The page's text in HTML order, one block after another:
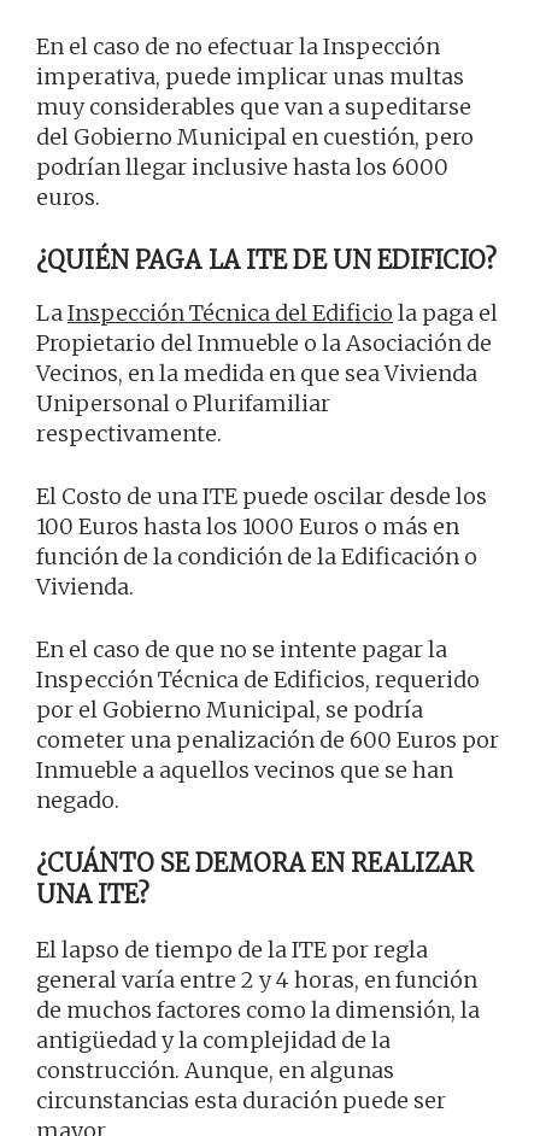
En el caso de no efectuar la Inspección
imperativa, puede implicar unas multas
muy considerables que van a supeditarse
del Gobierno Municipal en cuestión, pero
podrían llegar inclusive hasta los 6000
euros.
¿QUIÉN PAGA LA ITE DE UN EDIFICIO?
LaInspección Técnica del Edificio la paga el
Propietario del Inmueble o la Asociación de
Vecinos, en la medida en que sea Vivienda
Unipersonal o Plurifamiliar
respectivamente.
El Costo de una ITE puede oscilar desde los
100 Euros hasta los 1000 Euros o más en
función de la condición de la Edificación o
Vivienda.
En el caso de que no se intente pagar la
Inspección Técnica de Edificios, requerido
por el Gobierno Municipal, se podría
cometer una penalización de 600 Euros por
Inmueble a aquellos vecinos que se han
negado.
¿CUÁNTO SE DEMORA EN REALIZAR
UNA ITE?
El lapso de tiempo de la ITE por regla
general varía entre 2 y 4 horas, en función
de muchos factores como la dimensión, la
antigüedad y la complejidad de la
construcción. Aunque, en algunas
circunstancias esta duración puede ser